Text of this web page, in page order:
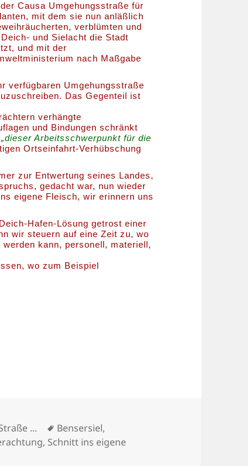
der Causa Umgehungsstraße für
mit dem sie nun anläßlich
verblümten und
und Sielacht die Stadt
und mit der
nach Maßgabe
verfügbaren Umgehungsstraße
Das Gegenteil ist
verhängte
und Bindungen schränkt
„dieser Arbeitsschwerpunkt für die
Ortseinfahrt-Verhübschung
zur Entwertung seines Landes,
gedacht war, nun wieder
eigene Fleisch, wir erinnern uns
Hafen-Lösung getrost einer
wir steuern auf eine Zeit zu, wo
kann, personell, materiell,
wo zum Beispiel
... Schlagwörter
Bensersiel,
, Schnitt ins eigene